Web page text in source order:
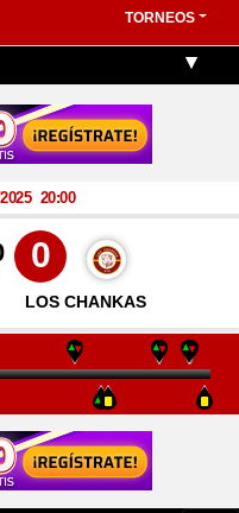
TORNEOS
20:00
0
LOS CHANKAS